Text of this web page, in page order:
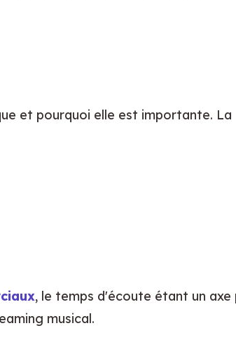
et pourquoi elle est importante. La
, le temps d'écoute étant un axe
musical.